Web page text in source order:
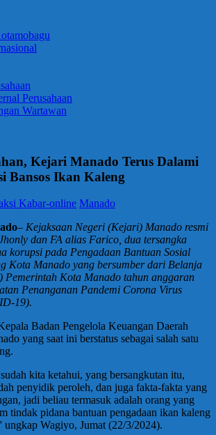
Perusahaan
Wartawan
Kejari Manado Terus Dalami
Bansos Ikan Kaleng
Kabar-online Manado
– Kejaksaan Negeri (Kejari) Manado resmi
dan FA alias Farico, dua tersangka
korupsi pada Pengadaan Bantuan Sosial
Kota Manado yang bersumber dari Belanja
Pemerintah Kota Manado tahun anggaran
Penanganan Pandemi Corona Virus
19).
Badan Pengelola Keuangan Daerah
yang saat ini berstatus sebagai salah satu
kita ketahui, yang bersangkutan itu,
penyidik peroleh, dan juga fakta-fakta yang
jadi beliau termasuk adalah orang yang
tindak pidana bantuan pengadaan ikan kaleng
ungkap Wagiyo, Jumat (22/3/2024).